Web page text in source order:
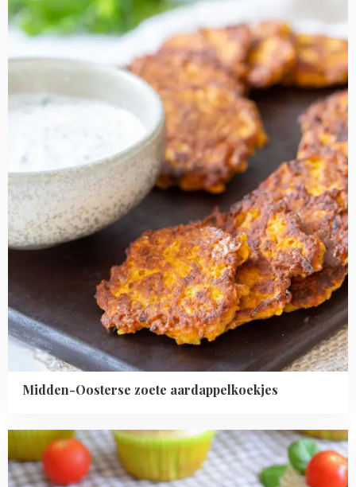
Midden-Oosterse zoete aardappelkoekjes
about
Midden-
Oosterse
zoete
Read
more
about